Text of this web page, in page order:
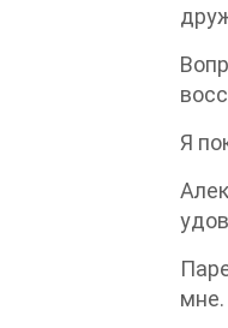
Я
мне.